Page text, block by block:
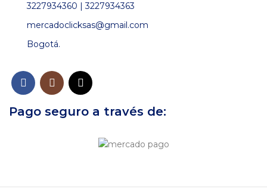
3227934360 | 3227934363
mercadoclicksas@gmail.com
Bogotá.
Pago seguro a través de: